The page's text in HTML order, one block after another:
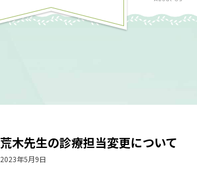
荒木先生の診療担当変更について
2023年5月9日